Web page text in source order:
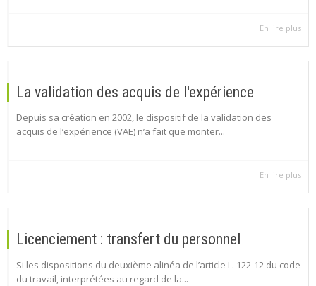
En lire plus
La validation des acquis de l'expérience
Depuis sa création en 2002, le dispositif de la validation des
acquis de l’expérience (VAE) n’a fait que monter...
En lire plus
Licenciement : transfert du personnel
Si les dispositions du deuxième alinéa de l’article L. 122-12 du code
du travail, interprétées au regard de la...